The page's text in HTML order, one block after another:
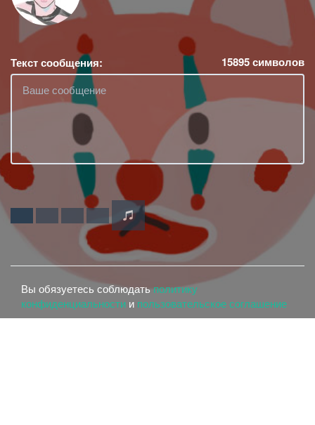
Текст сообщения: 15895символов
Вы обязуетесь соблюдатьполитику
конфиденциальности и пользовательское соглашение